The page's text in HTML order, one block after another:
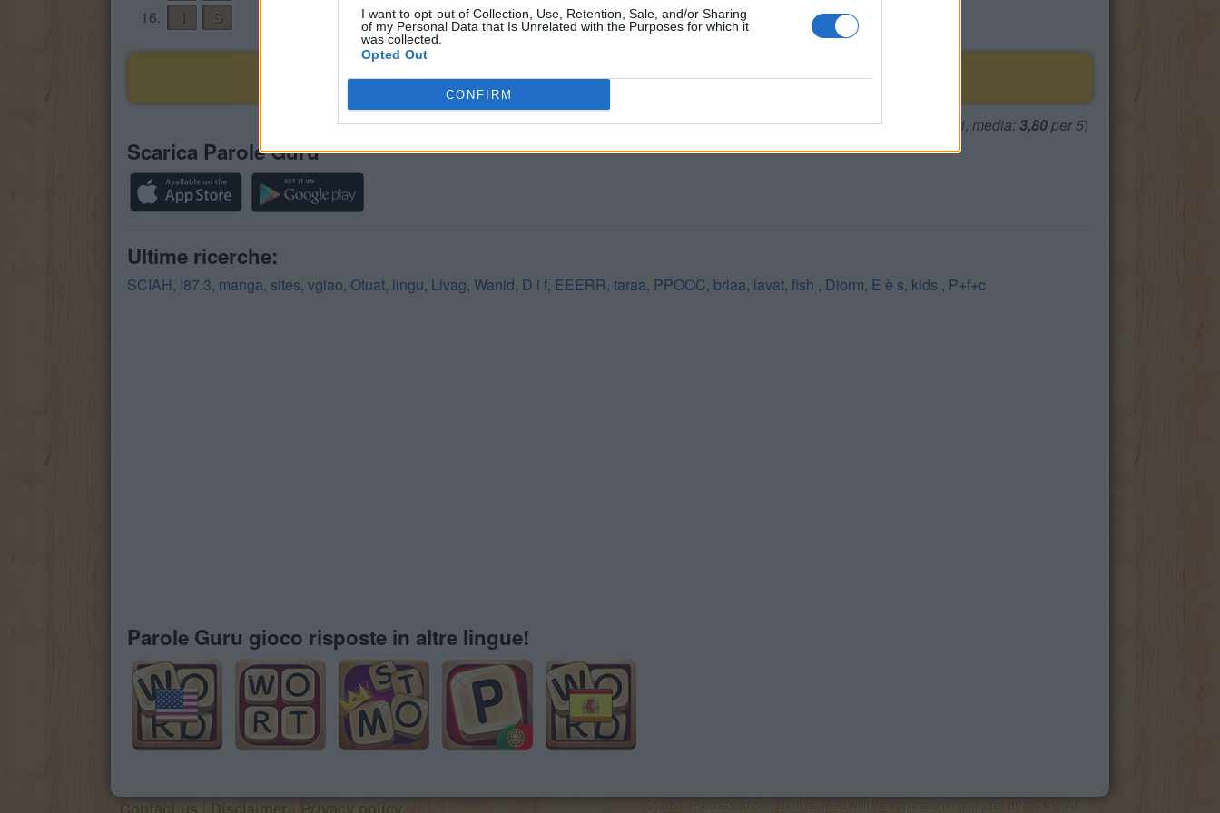
I want to opt-out of Collection, Use, Retention, Sale, and/or Sharing
of my Personal Data that Is Unrelated with the Purposes for which it
was collected.
Opted Out
CONFIRM
16.
S
CERCA ALTRE RISPOSTE
voti, media: 3,80per 5)
Scarica Parole Guru
Ultime ricerche:
SCIAH, I87.3, manga, sites, vgiao, Otuat, lingu, Livag, Wanid, D i f, EEERR, taraa, PPOOC, brlaa, lavat, fish , Diorm, E è s, kids , P+f+c
Parole Guru gioco risposte in altre lingue!
SoluzioniParoleGuru.com is not affiliated with the applications mentioned on this site. All
Contact us Disclaimer Privacy policy